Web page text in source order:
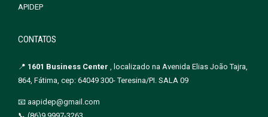
APIDEP
CONTATOS
📍 1601 Business Center , localizado na Avenida Elias João Tajra,
864, Fátima, cep: 64049 300- Teresina/PI. SALA 09
📧 aapidep@gmail.com